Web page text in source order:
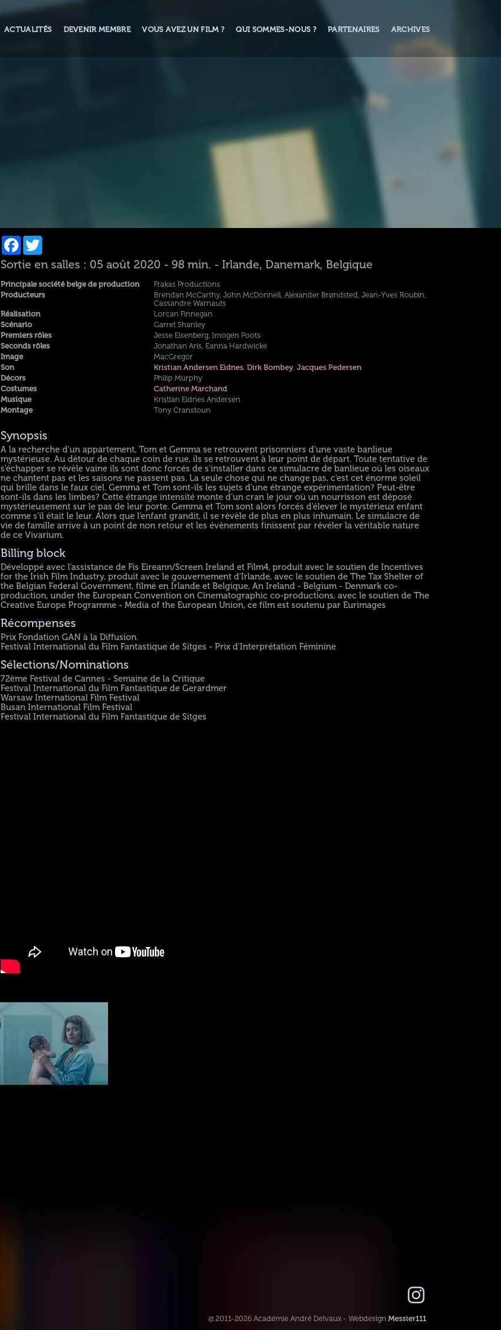
ACTUALITÉS DEVENIR MEMBRE VOUS AVEZ UN FILM ? QUI SOMMES-NOUS ? PARTENAIRES ARCHIVES
Facebook
Sortie en salles : 05 août 2020 - 98 min. - Irlande, Danemark, Belgique
Principale société belge de production
Frakas Productions
Producteurs
Brendan McCarthy, John McDonnell, Alexander Brøndsted, Jean-Yves Roubin,
Cassandre Warnauts
Réalisation
Lorcan Finnegan
Scénario
Garret Shanley
Premiers rôles
Jesse Eisenberg, Imogen Poots
Seconds rôles
Jonathan Aris, Eanna Hardwicke
Image
MacGregor
Son
Kristian Andersen Eidnes, Dirk Bombey, Jacques Pedersen
Décors
Philip Murphy
Costumes
Catherine Marchand
Musique
Kristian Eidnes Andersen
Montage
Tony Cranstoun
Synopsis
A la recherche d’un appartement, Tom et Gemma se retrouvent prisonniers d’une vaste banlieue
mystérieuse. Au détour de chaque coin de rue, ils se retrouvent à leur point de départ. Toute tentative de
s’échapper se révèle vaine ils sont donc forcés de s’installer dans ce simulacre de banlieue où les oiseaux
ne chantent pas et les saisons ne passent pas. La seule chose qui ne change pas, c’est cet énorme soleil
qui brille dans le faux ciel. Gemma et Tom sont-ils les sujets d’une étrange expérimentation? Peut-être
sont-ils dans les limbes? Cette étrange intensité monte d’un cran le jour où un nourrisson est déposé
mystérieusement sur le pas de leur porte. Gemma et Tom sont alors forcés d’élever le mystérieux enfant
comme s’il était le leur. Alors que l’enfant grandit, il se révèle de plus en plus inhumain. Le simulacre de
vie de famille arrive à un point de non retour et les évènements finissent par révéler la véritable nature
de ce Vivarium.
Billing block
Développé avec l'assistance de Fis Eireann/Screen Ireland et Film4, produit avec le soutien de Incentives
for the Irish Film Industry, produit avec le gouvernement d'Irlande, avec le soutien de The Tax Shelter of
the Belgian Federal Government, filmé en Irlande et Belgique, An Ireland - Belgium - Denmark co-
production, under the European Convention on Cinematographic co-productions, avec le soutien de The
Creative Europe Programme - Media of the European Union, ce film est soutenu par Eurimages
Récompenses
Prix Fondation GAN à la Diffusion
Festival International du Film Fantastique de Sitges - Prix d'Interprétation Féminine
Sélections/Nominations
72ème Festival de Cannes - Semaine de la Critique
Festival International du Film Fantastique de Gerardmer
Warsaw International Film Festival
Busan International Film Festival
Festival International du Film Fantastique de Sitges
@ 2011-2026 Académie André Delvaux - WebdesignMessier111